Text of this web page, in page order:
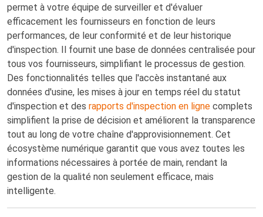
permet à votre équipe de surveiller et d'évaluer
efficacement les fournisseurs en fonction de leurs
performances, de leur conformité et de leur historique
d'inspection. Il fournit une base de données centralisée pour
tous vos fournisseurs, simplifiant le processus de gestion.
Des fonctionnalités telles que l'accès instantané aux
données d'usine, les mises à jour en temps réel du statut
d'inspection et des rapports d'inspection en ligne complets
simplifient la prise de décision et améliorent la transparence
tout au long de votre chaîne d'approvisionnement. Cet
écosystème numérique garantit que vous avez toutes les
informations nécessaires à portée de main, rendant la
gestion de la qualité non seulement efficace, mais
intelligente.